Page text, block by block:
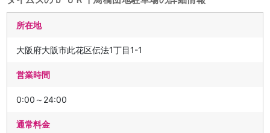
所在地
大阪府大阪市此花区伝法1丁目1-1
営業時間
0:00～24:00
通常料金